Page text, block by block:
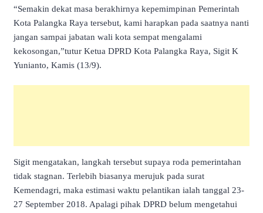
“Semakin dekat masa berakhirnya kepemimpinan Pemerintah
Kota Palangka Raya tersebut, kami harapkan pada saatnya nanti
jangan sampai jabatan wali kota sempat mengalami
kekosongan,”tutur Ketua DPRD Kota Palangka Raya, Sigit K
Yunianto, Kamis (13/9).
Sigit mengatakan, langkah tersebut supaya roda pemerintahan
tidak stagnan. Terlebih biasanya merujuk pada surat
Kemendagri, maka estimasi waktu pelantikan ialah tanggal 23-
27 September 2018. Apalagi pihak DPRD belum mengetahui